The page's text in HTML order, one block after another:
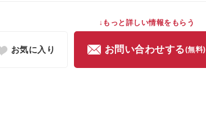
お気に入り
↓もっと詳しい情報をもらう
お問い合わせする(無料)